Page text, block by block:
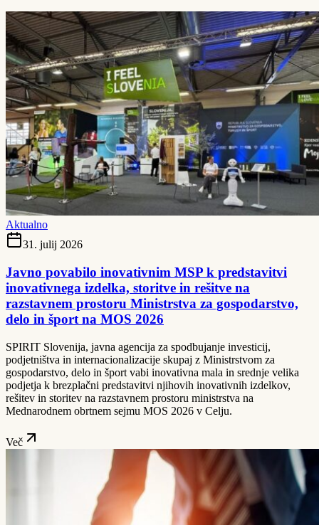
Aktualno
31. julij 2026
Javno povabilo inovativnim MSP k predstavitvi
inovativnega izdelka, storitve in rešitve na
razstavnem prostoru Ministrstva za gospodarstvo,
delo in šport na MOS 2026
SPIRIT Slovenija, javna agencija za spodbujanje investicij,
podjetništva in internacionalizacije skupaj z Ministrstvom za
gospodarstvo, delo in šport vabi inovativna mala in srednje velika
podjetja k brezplačni predstavitvi njihovih inovativnih izdelkov,
rešitev in storitev na razstavnem prostoru ministrstva na
Mednarodnem obrtnem sejmu MOS 2026 v Celju.
Več